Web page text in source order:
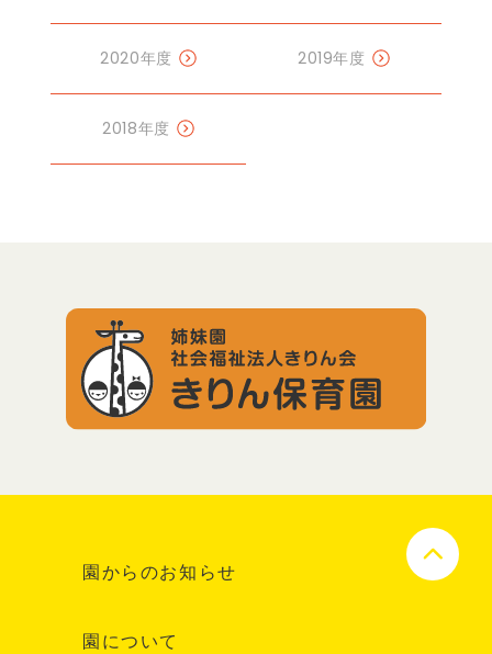
2020年度 2019年度
2018年度
園からのお知らせ
園について